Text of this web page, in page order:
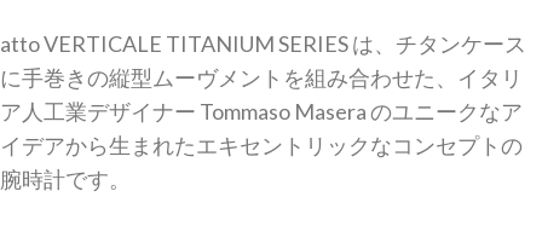
atto VERTICALE TITANIUM SERIES は、チタンケース
に手巻きの縦型ムーヴメントを組み合わせた、イタリ
ア人工業デザイナー Tommaso Masera のユニークなア
イデアから生まれたエキセントリックなコンセプトの
腕時計です。